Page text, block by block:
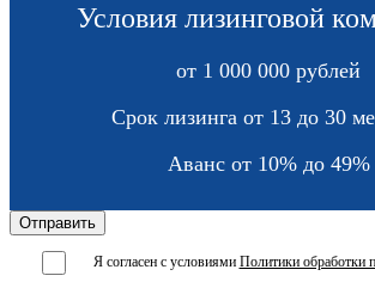
Условия лизинговой
от 1 000 000 рублей
Срок лизинга от 13 до 30
Аванс от 10% до 49%
Я согласен с условиями Политики обработки